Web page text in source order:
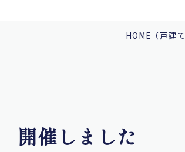
HOME （戸建
開催しました